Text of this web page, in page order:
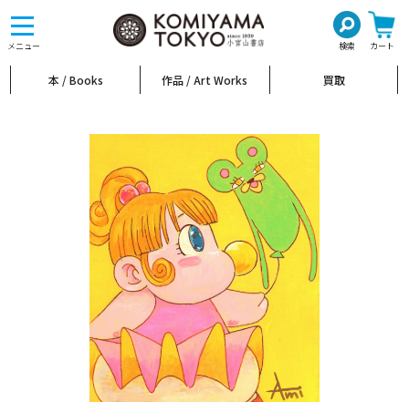
メニュー 検索 カート
toggle
navigation
本 / Books 作品 / Art Works 買取